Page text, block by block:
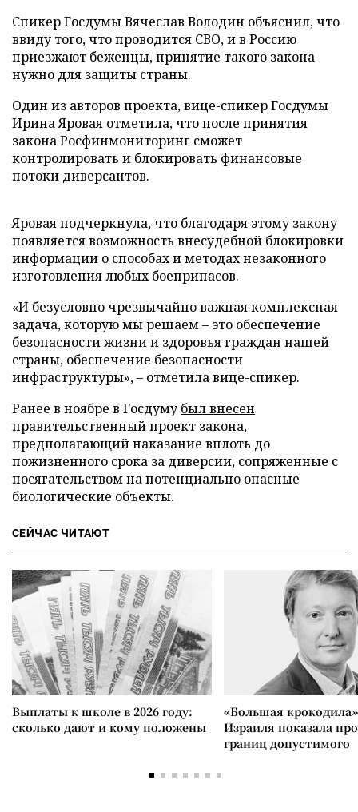
Спикер Госдумы Вячеслав Володин объяснил, что
ввиду того, что проводится СВО, и в Россию
приезжают беженцы, принятие такого закона
нужно для защиты страны.
Один из авторов проекта, вице-спикер Госдумы
Ирина Яровая отметила, что после принятия
закона Росфинмониторинг сможет
контролировать и блокировать финансовые
потоки диверсантов.
Яровая подчеркнула, что благодаря этому закону
появляется возможность внесудебной блокировки
информации о способах и методах незаконного
изготовления любых боеприпасов.
«И безусловно чрезвычайно важная комплексная
задача, которую мы решаем – это обеспечение
безопасности жизни и здоровья граждан нашей
страны, обеспечение безопасности
инфраструктуры», – отметила вице-спикер.
Ранее в ноябре в Госдумубыл внесен
правительственный проект закона,
предполагающий наказание вплоть до
пожизненного срока за диверсии, сопряженные с
посягательством на потенциально опасные
биологические объекты.
СЕЙЧАС ЧИТАЮТ
Выплаты к школе в 2026 году:
сколько дают и кому положены
«Большая
Израиля показала
границ допустимого